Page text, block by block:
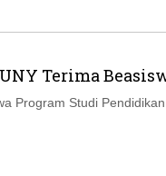
Ikuti Kami di:
Terima
Program Studi Pendidikan